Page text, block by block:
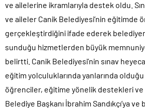
ve ailelerine ikramlarıyla destek oldu.
ve aileler Canik Belediyesi’nin eğitimde
gerçekleştirdiğini ifade ederek
sunduğu hizmetlerden büyük
belirtti. Canik Belediyesi’nin sınav
eğitim yolculuklarında yanlarında
öğrenciler, eğitime yönelik destekleri ve
Belediye Başkanı İbrahim Sandıkçı’ya